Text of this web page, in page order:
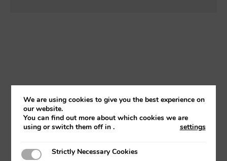
We are using cookies to give you the best experience on
our website.
You can find out more about which cookies we are
using or switch them off in
settings
.
Strictly Necessary Cookies
Strictly Necessary Cookies